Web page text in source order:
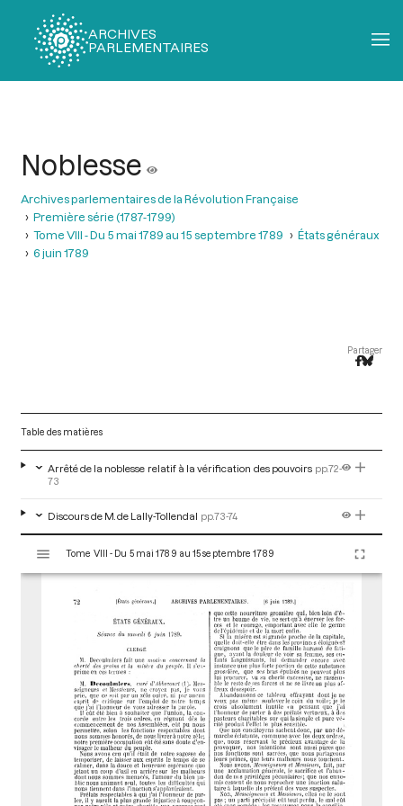
ARCHIVES
PARLEMENTAIRES
Noblesse
Archives parlementaires de la Révolution Française
Première série (1787-1799)
Tome VIII - Du 5 mai 1789 au 15 septembre 1789
États généraux
6 juin 1789
Partager
Table des matières
Arrêté de la noblesse relatif à la vérification des pouvoirs pp.72-
73
Discours de M. de Lally-Tollendal pp.73-74
s
Tome VIII - Du 5 mai 1789 au 15 septembre 1789